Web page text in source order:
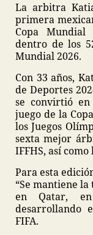
La arbitra
primera
Copa
dentro de los
Mundial 2026.
Con 33 años,
de Deportes
se convirtió
juego de la
los Juegos
sexta mejor
IFFHS, así
Para esta
“Se mantiene
en Qatar,
desarrollando
FIFA.